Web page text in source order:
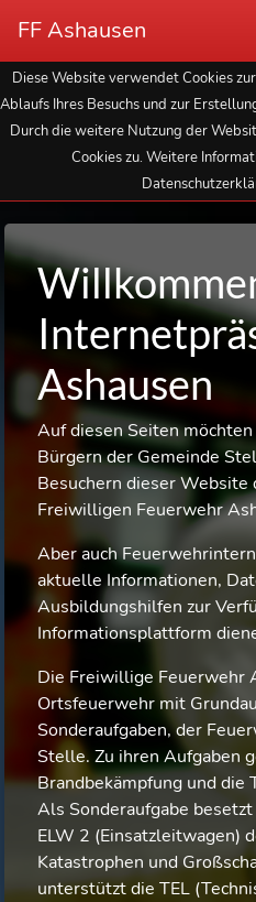
FF Ashausen
Diese Website verwendet Cookies
Ablaufs Ihres Besuchs und zur
Durch die weitere Nutzung der
Cookies zu. Weitere
Ashausen
Auf diesen Seiten
Bürgern der Gemeinde
Besuchern dieser
Freiwilligen Feuerwehr
Aber auch
aktuelle Informationen,
Ausbildungshilfen zur
Informationsplattform
Die Freiwillige Feuerwehr
Ortsfeuerwehr mit
Sonderaufgaben, der
Stelle. Zu ihren Aufgaben
Brandbekämpfung und die
Als Sonderaufgabe
ELW 2 (Einsatzleitwagen)
Katastrophen und
unterstützt die TEL